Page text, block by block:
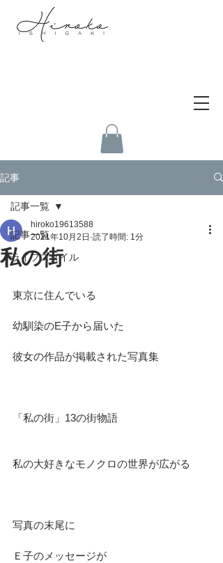
記事
記事一覧
ライフスタイル
記事一覧
私の街
hiroko19613588
2021年10月2日 読了時間: 1分
東京に住んでいる
幼馴染のE子から届いた
彼女の作品が掲載された写真集
「私の街」13の街物語
私の大好きなモノクロの世界が広がる
写真の末尾に
Ｅ子のメッセージが